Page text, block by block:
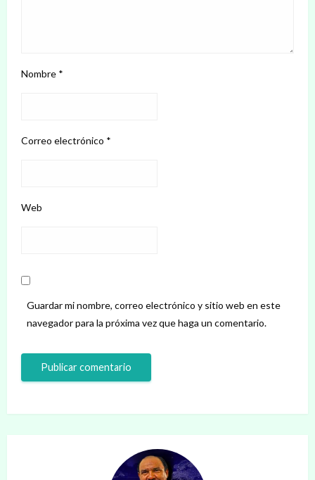
Nombre *
Correo electrónico *
Web
Guardar mi nombre, correo electrónico y sitio web en este
navegador para la próxima vez que haga un comentario.